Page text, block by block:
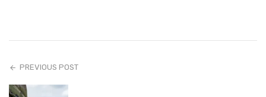
PREVIOUS POST